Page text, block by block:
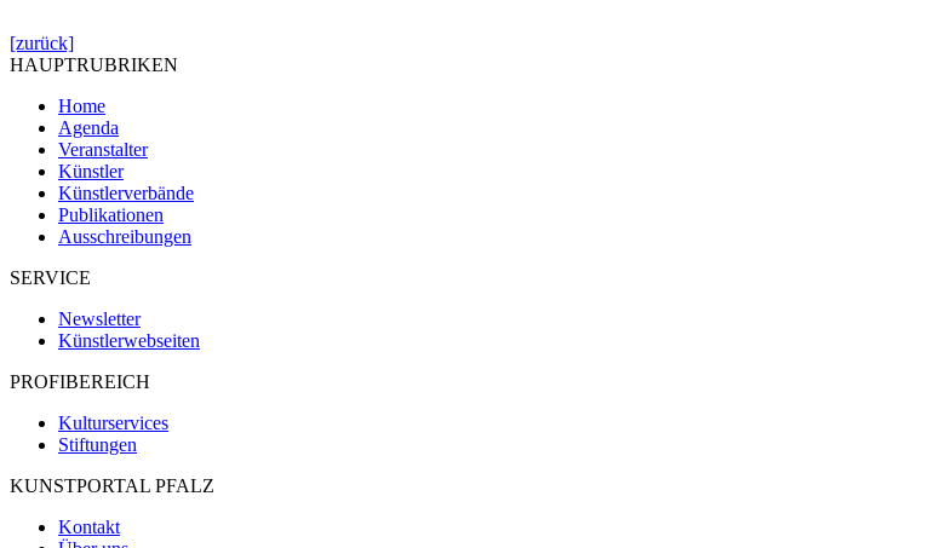
[zurück]
HAUPTRUBRIKEN
Home
Agenda
Veranstalter
Künstler
Künstlerverbände
Publikationen
Ausschreibungen
SERVICE
Newsletter
Künstlerwebseiten
PROFIBEREICH
Kulturservices
Stiftungen
KUNSTPORTAL PFALZ
Kontakt